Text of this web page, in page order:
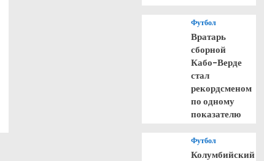
Футбол
Вратарь
сборной
Кабо-Верде
стал
рекордсменом
по одному
показателю
Футбол
Колумбийский